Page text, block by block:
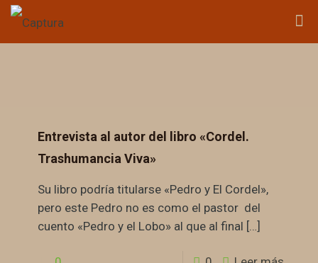
Entrevista al autor del libro «Cordel.
Trashumancia Viva»
Su libro podría titularse «Pedro y El Cordel»,
pero este Pedro no es como el pastor del
cuento «Pedro y el Lobo» al que al final […]